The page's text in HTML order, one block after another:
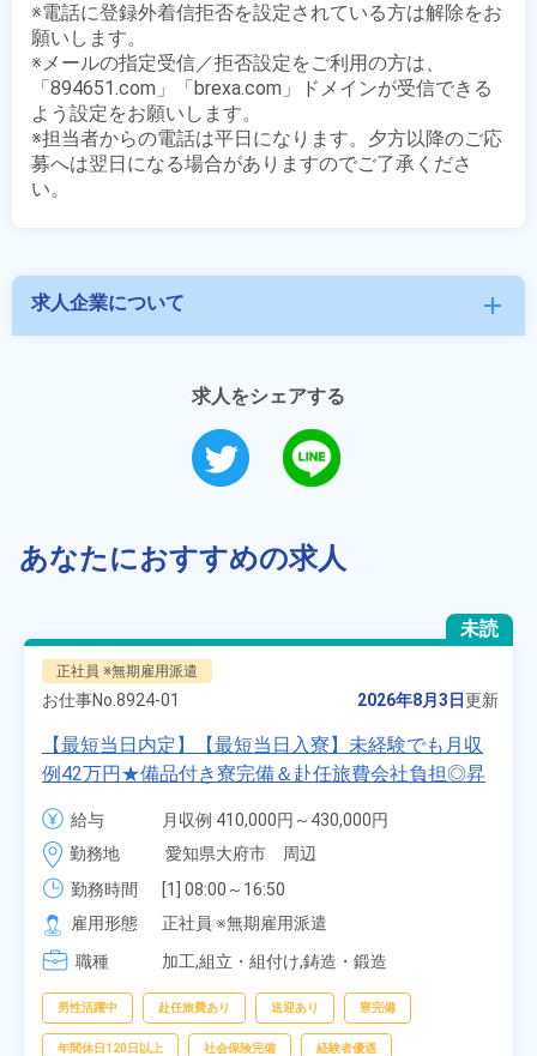
※電話に登録外着信拒否を設定されている方は解除をお
願いします。
※メールの指定受信／拒否設定をご利用の方は、
「894651.com」「brexa.com」ドメインが受信できる
よう設定をお願いします。
※担当者からの電話は平日になります。夕方以降のご応
募へは翌日になる場合がありますのでご了承くださ
求人企業について add
求人をシェアする
あなたにおすすめの求人
未読
正社員 ※無期雇用派遣
お仕事No. 8924-01 2026年8月3日更新
【最短当日内定】【最短当日入寮】未経験でも月収
例42万円★備品付き寮完備＆赴任旅費会社負担◎昇
給・業績賞与あり！組立や塗装など自動車製造の各
種作業！《愛知県大府市》
給与
月収例 410,000円～430,000円
月給 277,000円～277,000円
勤務地
愛知県大府市　周辺
勤務時間
[1] 08:00～16:50
[2] 06:25～15:10
[3] 17:05～01:50
雇用形態
正社員 ※無期雇用派遣
職種
加工,組立・組付け,鋳造・鍛造
男性活躍中 赴任旅費あり 送迎あり 寮完備
年間休日120日以上 社会保険完備 経験者優遇